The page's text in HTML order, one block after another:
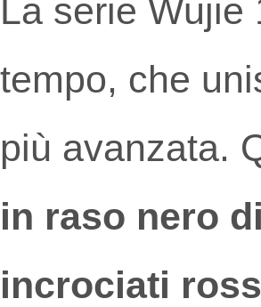
La serie Wujie
tempo, che
più avanzata.
in raso nero
incrociati